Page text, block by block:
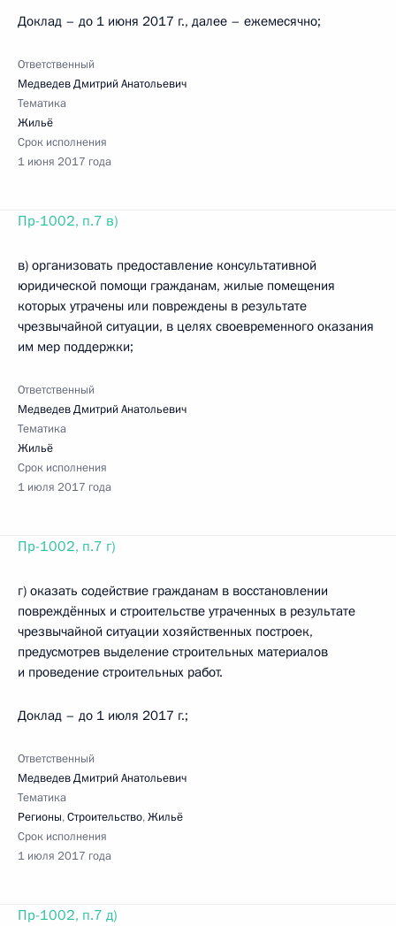
Доклад – до 1 июня 2017 г., далее – ежемесячно;
Ответственный
Медведев Дмитрий Анатольевич
Тематика
Жильё
Срок исполнения
1 июня 2017 года
Пр-1002, п.7 в)
в) организовать предоставление консультативной
юридической помощи гражданам, жилые помещения
которых утрачены или повреждены в результате
чрезвычайной ситуации, в целях своевременного оказания
им мер поддержки;
Ответственный
Медведев Дмитрий Анатольевич
Тематика
Жильё
Срок исполнения
1 июля 2017 года
Пр-1002, п.7 г)
г) оказать содействие гражданам в восстановлении
повреждённых и строительстве утраченных в результате
чрезвычайной ситуации хозяйственных построек,
предусмотрев выделение строительных материалов
и проведение строительных работ.
Доклад – до 1 июля 2017 г.;
Ответственный
Медведев Дмитрий Анатольевич
Тематика
Регионы,Строительство,Жильё
Срок исполнения
1 июля 2017 года
Пр-1002, п.7 д)